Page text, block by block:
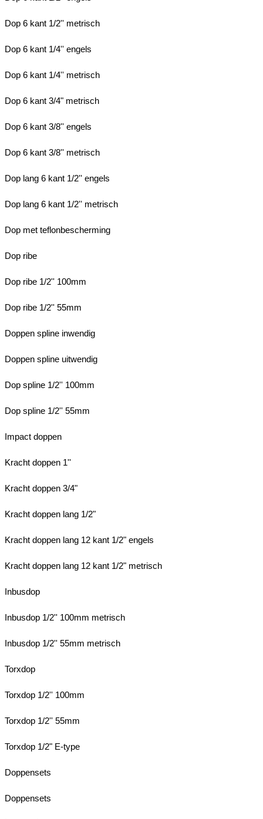
Dop 6 kant 1/2'' metrisch
Dop 6 kant 1/4'' engels
Dop 6 kant 1/4'' metrisch
Dop 6 kant 3/4" metrisch
Dop 6 kant 3/8'' engels
Dop 6 kant 3/8'' metrisch
Dop lang 6 kant 1/2'' engels
Dop lang 6 kant 1/2'' metrisch
Dop met teflonbescherming
Dop ribe
Dop ribe 1/2'' 100mm
Dop ribe 1/2'' 55mm
Doppen spline inwendig
Doppen spline uitwendig
Dop spline 1/2'' 100mm
Dop spline 1/2'' 55mm
Impact doppen
Kracht doppen 1''
Kracht doppen 3/4"
Kracht doppen lang 1/2"
Kracht doppen lang 12 kant 1/2" engels
Kracht doppen lang 12 kant 1/2" metrisch
Inbusdop
Inbusdop 1/2'' 100mm metrisch
Inbusdop 1/2'' 55mm metrisch
Torxdop
Torxdop 1/2'' 100mm
Torxdop 1/2'' 55mm
Torxdop 1/2" E-type
Doppensets
Doppensets